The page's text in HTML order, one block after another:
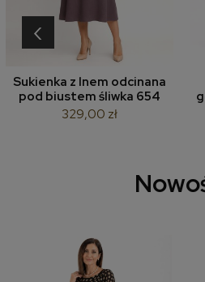
Sukienka z lnem odcinana
pod biustem śliwka 654
329,00 zł
‹